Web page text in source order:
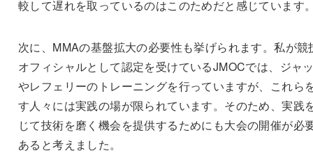
較して遅れを取っているのはこのためだと感じています
次に、MMAの基盤拡大の必要性も挙げられます。私が競
オフィシャルとして認定を受けているJMOCでは、ジャ
やレフェリーのトレーニングを行っていますが、これら
す人々には実践の場が限られています。そのため、実践
じて技術を磨く機会を提供するためにも大会の開催が必
あると考えました。